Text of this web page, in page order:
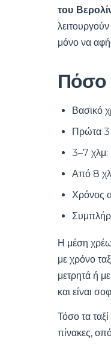
του
μόνο να
Πόσο
Βασικό
Πρώτα 3
3–7
Από 8
Χρόνος
Η μέση
με χρόνο
μετρητά ή
και είναι
Τόσο τα
πίνακες,